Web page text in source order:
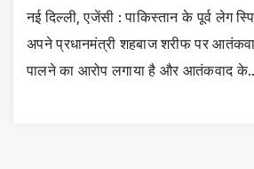
नई दिल्ली, एजेंसी : पाकिस्तान के पूर्व लेग
अपने प्रधानमंत्री शहबाज शरीफ पर
पालने का आरोप लगाया है और आतंकवाद